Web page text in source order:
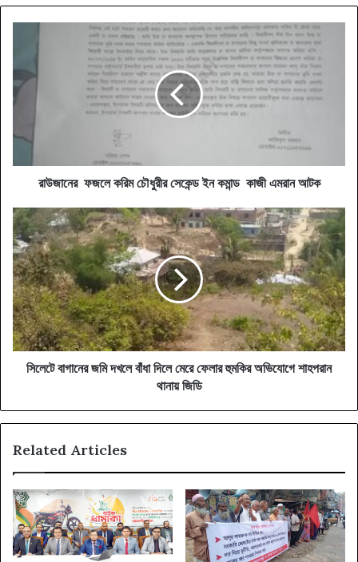
চৌধুরীর
সেকেন্ড
এমরান
রাউজানের ফজলে করিম চৌধুরীর সেকেন্ড ইন কমান্ড কাজী এমরান আটক
সিলেটে
বাগানের
জমি
দখলে
বাঁধা
দিলে
মেরে
ফেলার
হুমকির
অভিযোগে
সিলেটে বাগানের জমি দখলে বাঁধা দিলে মেরে ফেলার হুমকির অভিযোগে শাহপরান
থানায় জিডি
Related Articles